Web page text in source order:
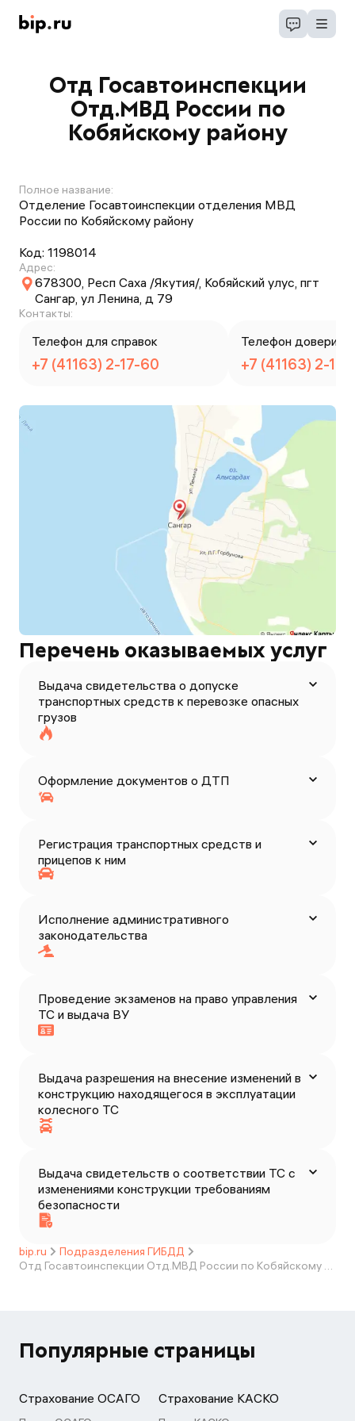
Отд Госавтоинспекции
Отд.МВД России по
Кобяйскому району
Полное название:
Отделение Госавтоинспекции отделения МВД
России по Кобяйскому району
Код: 1198014
Адрес:
678300, Респ Саха /Якутия/, Кобяйский улус, пгт
Сангар, ул Ленина, д 79
Контакты:
Телефон для справок
+7 (41163) 2-17-60
Телефон доверия
+7 (41163) 2-
Перечень оказываемых услуг
Выдача свидетельства о допуске
транспортных средств к перевозке опасных
грузов
Оформление документов о ДТП
Регистрация транспортных средств и
прицепов к ним
Исполнение административного
законодательства
Проведение экзаменов на право управления
ТС и выдача ВУ
Выдача разрешения на внесение изменений в
конструкцию находящегося в эксплуатации
колесного ТС
Выдача свидетельств о соответствии ТС с
изменениями конструкции требованиям
безопасности
bip.ru
Подразделения ГИБДД
Отд Госавтоинспекции Отд.МВД России по Кобяйскому району
Популярные страницы
Страхование ОСАГО Страхование КАСКО